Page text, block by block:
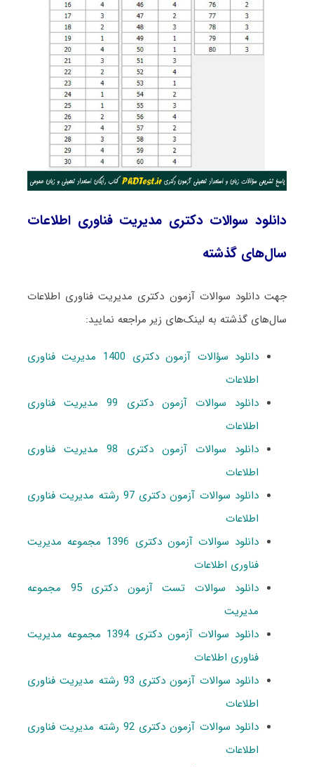
دانلود سوالات دکتری مدیریت فناوری اطلاعات
سال‌های گذشته
جهت دانلود سوالات آزمون دکتری مدیریت فناوری اطلاعات
سال‌های گذشته به لینک‌های زیر مراجعه نمایید:
دانلود سؤالات آزمون دکتری 1400 مدیریت فناوری
اطلاعات
دانلود سوالات آزمون دکتری 99 مدیریت فناوری
اطلاعات
دانلود سوالات آزمون دکتری 98 مدیریت فناوری
اطلاعات
دانلود سوالات آزمون دکتری 97 رشته مدیریت فناوری
اطلاعات
دانلود سوالات آزمون دکتری 1396 مجموعه مدیریت
فناوری اطلاعات
دانلود سوالات تست آزمون دکتری 95 مجموعه
مدیریت
دانلود سوالات آزمون دکتری 1394 مجموعه مدیریت
فناوری اطلاعات
دانلود سوالات آزمون دکتری 93 رشته مدیریت فناوری
اطلاعات
دانلود سوالات آزمون دکتری 92 رشته مدیریت فناوری
اطلاعات